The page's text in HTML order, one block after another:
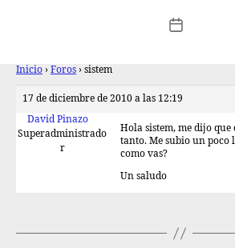
Inicio › Foros › sistem
17 de diciembre de 2010 a las 12:19
David Pinazo
Superadministrado
r
Hola sistem, me dijo que
tanto. Me subio un poco
como vas?
Un saludo